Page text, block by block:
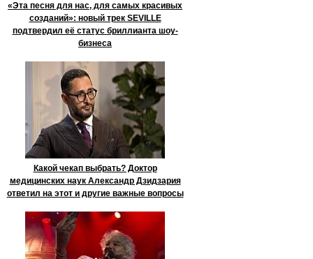
«Эта песня для нас, для самых красивых
созданий»: новый трек SEVILLE
подтвердил её статус бриллианта шоу-
бизнеса
Какой чекап выбрать? Доктор
медицинских наук Александр Дзидзария
ответил на этот и другие важные вопросы